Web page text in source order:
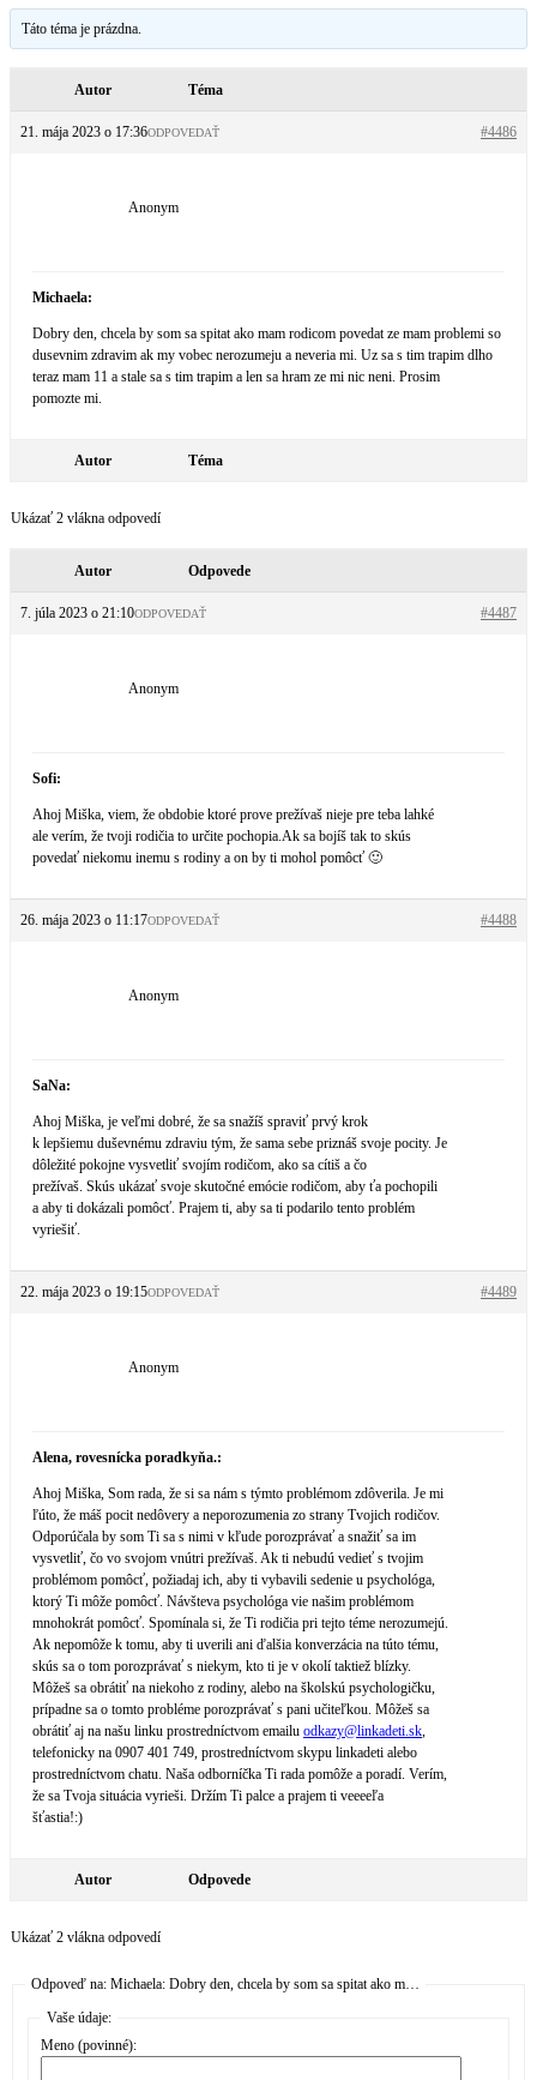
Táto téma je prázdna.
Autor Téma
21. mája 2023 o 17:36 #4486
ODPOVEDAŤ
Anonym
Michaela:
Dobry den, chcela by som sa spitat ako mam rodicom povedat ze mam problemi so
dusevnim zdravim ak my vobec nerozumeju a neveria mi. Uz sa s tim trapim dlho
teraz mam 11 a stale sa s tim trapim a len sa hram ze mi nic neni. Prosim
pomozte mi.
Autor Téma
Ukázať 2 vlákna odpovedí
Autor Odpovede
7. júla 2023 o 21:10 #4487
ODPOVEDAŤ
Anonym
Sofi:
Ahoj Miška, viem, že obdobie ktoré prove prežívaš nieje pre teba lahké
ale verím, že tvoji rodičia to určite pochopia.Ak sa bojíš tak to skús
povedať niekomu inemu s rodiny a on by ti mohol pomôcť 🙂
26. mája 2023 o 11:17 #4488
ODPOVEDAŤ
Anonym
SaNa:
Ahoj Miška, je veľmi dobré, že sa snažíš spraviť prvý krok
k lepšiemu duševnému zdraviu tým, že sama sebe priznáš svoje pocity. Je
dôležité pokojne vysvetliť svojím rodičom, ako sa cítiš a čo
prežívaš. Skús ukázať svoje skutočné emócie rodičom, aby ťa pochopili
a aby ti dokázali pomôcť. Prajem ti, aby sa ti podarilo tento problém
vyriešiť.
22. mája 2023 o 19:15 #4489
ODPOVEDAŤ
Anonym
Alena, rovesnícka poradkyňa.:
Ahoj Miška, Som rada, že si sa nám s týmto problémom zdôverila. Je mi
ľúto, že máš pocit nedôvery a neporozumenia zo strany Tvojich rodičov.
Odporúčala by som Ti sa s nimi v kľude porozprávať a snažiť sa im
vysvetliť, čo vo svojom vnútri prežívaš. Ak ti nebudú vedieť s tvojim
problémom pomôcť, požiadaj ich, aby ti vybavili sedenie u psychológa,
ktorý Ti môže pomôcť. Návšteva psychológa vie našim problémom
mnohokrát pomôcť. Spomínala si, že Ti rodičia pri tejto téme nerozumejú.
Ak nepomôže k tomu, aby ti uverili ani ďalšia konverzácia na túto tému,
skús sa o tom porozprávať s niekym, kto ti je v okolí taktiež blízky.
Môžeš sa obrátiť na niekoho z rodiny, alebo na školskú psychologičku,
prípadne sa o tomto probléme porozprávať s pani učiteľkou. Môžeš sa
obrátiť aj na našu linku prostredníctvom emailu odkazy@linkadeti.sk,
telefonicky na 0907 401 749, prostredníctvom skypu linkadeti alebo
prostredníctvom chatu. Naša odborníčka Ti rada pomôže a poradí. Verím,
že sa Tvoja situácia vyrieši. Držím Ti palce a prajem ti veeeeľa
šťastia!:)
Autor Odpovede
Ukázať 2 vlákna odpovedí
Odpoveď na: Michaela: Dobry den, chcela by som sa spitat ako m…
Vaše údaje:
Meno (povinné):